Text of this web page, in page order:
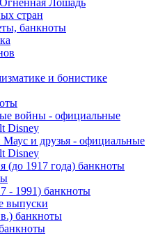
Лошадь
стран
банкноты
и бонистике
войны - официальные
Disney
и друзья - официальные
Disney
(до 1917 года) банкноты
1991) банкноты
выпуски
банкноты